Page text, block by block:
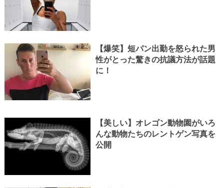
【爆笑】短パン出勤を怒られた男
性がとった驚きの抗議方法が話題
に！
【美しい】オレゴン動物園がいろ
んな動物たちのレントゲン写真を
公開